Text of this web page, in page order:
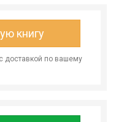
книгу
доставкой по вашему